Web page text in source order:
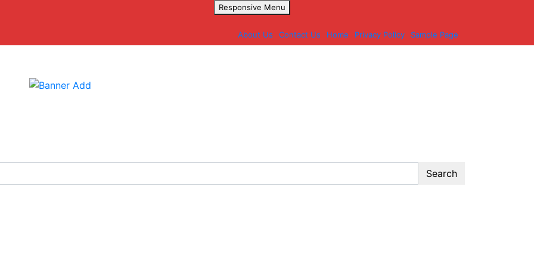
Responsive Menu
About Us Contact Us Home Privacy Policy Sample Page
Search